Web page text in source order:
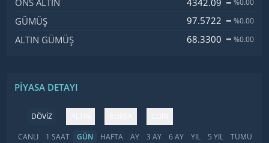
ONS ALTIN %0.00
GÜMÜŞ 97.5722 %0.00
ALTIN GÜMÜŞ 68.3300 %0.00
PIYASA DETAYI
DÖVİZ
CANLI
1 SAAT GÜN HAFTA AY 3 AY 6 AY YIL 5 YIL TÜMÜ